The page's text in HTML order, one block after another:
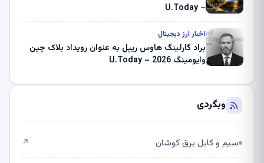
– U.Today
اخبار ارز دیجیتال
براد گارلینگ هاوس ریپل به عنوان رویداد بلاک چین
وایومینگ 2026 – U.Today
وبگردی
سیم و کابل برق کوشان ↗